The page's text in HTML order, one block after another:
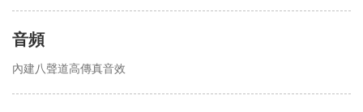
音頻
內建八聲道高傳真音效